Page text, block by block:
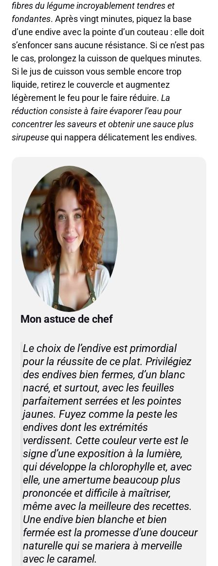
fibres du légume incroyablement tendres et
fondantes. Après vingt minutes, piquez la base
d’une endive avec la pointe d’un couteau : elle doit
s’enfoncer sans aucune résistance. Si ce n’est pas
le cas, prolongez la cuisson de quelques minutes.
Si le jus de cuisson vous semble encore trop
liquide, retirez le couvercle et augmentez
légèrement le feu pour le faire réduire. La
réduction consiste à faire évaporer l’eau pour
concentrer les saveurs et obtenir une sauce plus
sirupeusequi nappera délicatement les endives.
Mon astuce de chef
Le choix de l’endive est primordial
pour la réussite de ce plat. Privilégiez
des endives bien fermes, d’un blanc
nacré, et surtout, avec les feuilles
parfaitement serrées et les pointes
jaunes. Fuyez comme la peste les
endives dont les extrémités
verdissent. Cette couleur verte est le
signe d’une exposition à la lumière,
qui développe la chlorophylle et, avec
elle, une amertume beaucoup plus
prononcée et difficile à maîtriser,
même avec la meilleure des recettes.
Une endive bien blanche et bien
fermée est la promesse d’une douceur
naturelle qui se mariera à merveille
avec le caramel.